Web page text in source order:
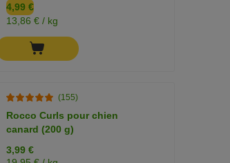
4,99 €
13,86 € / kg
(155)
Rocco Curls pour chien
canard (200 g)
3,99 €